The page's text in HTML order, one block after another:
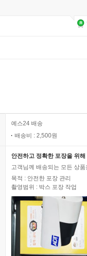
예스24 배송
배송비 : 2,500원
안전하고 정확한 포장을 위
고객님께 배송되는 모든 상
목적 : 안전한 포장 관리
촬영범위 : 박스 포장 작업